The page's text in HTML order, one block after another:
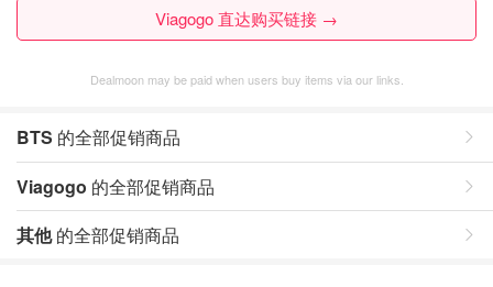
Viagogo 直达购买链接 →
Dealmoon may be paid when users buy items via our links.
BTS 的全部促销商品
Viagogo 的全部促销商品
其他的全部促销商品